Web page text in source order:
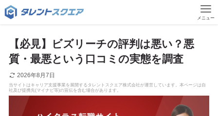
メニュー
【必見】ビズリーチの評判は悪い？悪
質・最悪という口コミの実態を調査
2026年8月7日